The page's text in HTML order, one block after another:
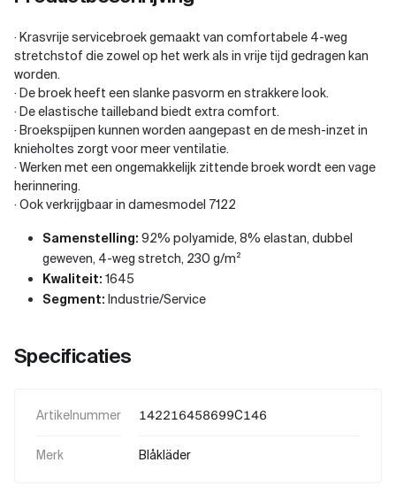
· Krasvrije servicebroek gemaakt van comfortabele 4-weg
stretchstof die zowel op het werk als in vrije tijd gedragen kan
worden.
· De broek heeft een slanke pasvorm en strakkere look.
· De elastische tailleband biedt extra comfort.
· Broekspijpen kunnen worden aangepast en de mesh-inzet in
knieholtes zorgt voor meer ventilatie.
· Werken met een ongemakkelijk zittende broek wordt een vage
herinnering.
· Ook verkrijgbaar in damesmodel 7122
Samenstelling: 92% polyamide, 8% elastan, dubbel
geweven, 4-weg stretch, 230 g/m²
Kwaliteit: 1645
Segment: Industrie/Service
Specificaties
Artikelnummer 142216458699C146
Merk Blåkläder